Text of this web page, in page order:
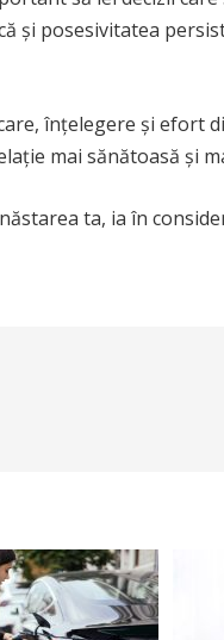
și posesivitatea
înțelegere și efort
mai sănătoasă și
ta, ia în